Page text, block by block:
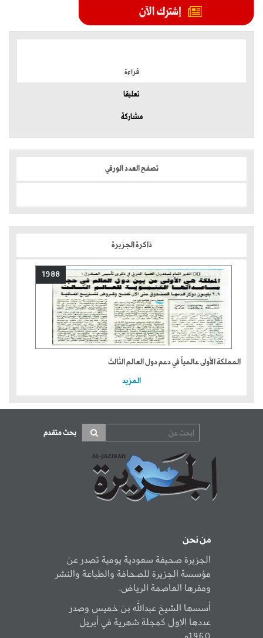
قراءة
تعليقا
مشاركة
تصفح العدد الورقي
ذاكرة الجزيرة
1988
المملكة الأولى عالمياً في دعم دول العالم الثالث
المزيد
بحث متقدم
من نحن
الجزيرة صحيفة سعودية يومية تصدر عن
مؤسسة الجزيرة للصحافة والطباعة والنشر
ومقرها العاصمة الرياض.
أسسها الشيخ عبدالله بن خميس وصدر
عددها الاول كمجلة شهرية في أبريل